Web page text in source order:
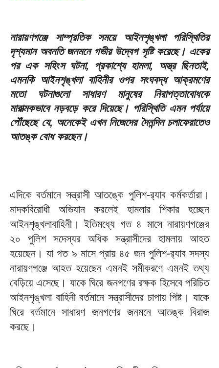
নারায়ণগঞ্জে সাম্প্রতিক সময়ে আইনশৃঙ্খলা পরিস্থিতির
দৃশ্যমান অবনতি জনমনে গভীর উদ্বেগ সৃষ্টি করেছে। একের
পর এক সহিংস ঘটনা, প্রকাশ্যে হামলা, অস্ত্র ছিনতাই,
এমনকি আইনশৃঙ্খলা বাহিনীর ওপর সংঘবদ্ধ আক্রমণের
মতো ঘটনাগুলো সাধারণ মানুষের নিরাপত্তাবোধকে
মারাত্মকভাবে নড়বড়ে করে দিয়েছে। পরিস্থিতি এমন পর্যায়ে
পৌঁছেছে যে, অনেকেই এখন নিজেদের দৈনন্দিন চলাফেরাতেও
আতঙ্ক বোধ করছেন।
এদিকে বর্তমানে সন্ত্রাসী আতঙ্কে পুলিশ-র‌্যাব কর্মকর্তারা।
মাদকবিরোধী অভিযান করলেই হামলার শিকার হচ্ছেন
আইনশৃঙ্খলাবাহিনী। ইতিমধ্যে গত ৪ মাসে নারায়ণগঞ্জের
২০ পুলিশ সদেস্যর অধিক সন্ত্রাসীদের হামলায় আহত
হয়েছেন। যা গত ৯ মাসে প্রায় ৪৫ জন পুলিশ-র‌্যাব সদস্য
নারায়ণগঞ্জে আহত হয়েছেন এমনই সমীকরণে এমনই তথ্য
বেড়িয়ে এসেছে। যাকে ঘিরে জনগণের রক্ষক হিসেবে পরিচিত
আইনশৃঙ্খলা বাহিনী বর্তমানে সন্ত্রাসীদের চাপায় পিষ্ট। যাকে
ঘিরে বর্তমানে সাধারণ জনগণের জনমনে আতঙ্ক বিরাজ
করছে।